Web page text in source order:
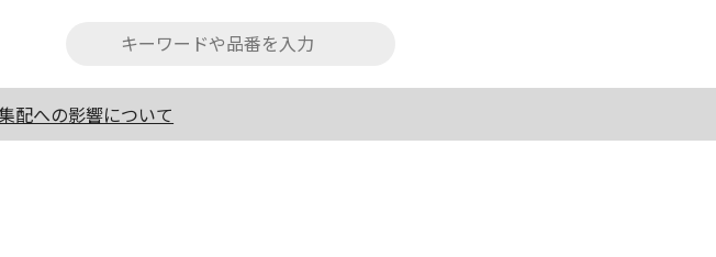
配への影響について